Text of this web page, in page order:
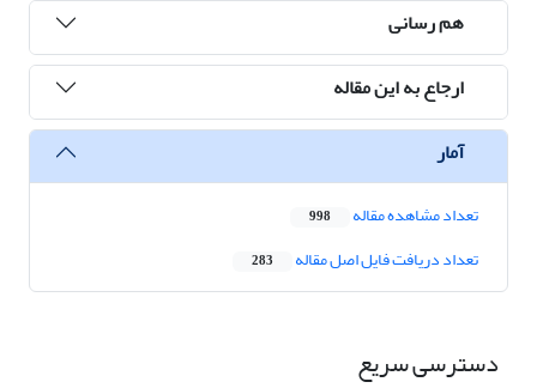
هم رسانی
ارجاع به این مقاله
آمار
تعداد مشاهده مقاله 998
تعداد دریافت فایل اصل مقاله 283
دسترسی سریع